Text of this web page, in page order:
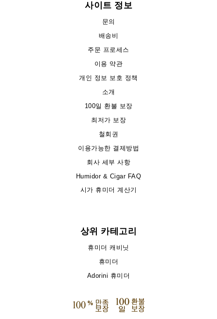
사이트 정보
문의
배송비
주문 프로세스
이용 약관
개인 정보 보호 정책
소개
100일 환불 보장
최저가 보장
철회권
이용가능한 결제방법
회사 세부 사항
Humidor & Cigar FAQ
시가 휴미더 계산기
상위 카테고리
휴미더 캐비닛
휴미더
Adorini 휴미더